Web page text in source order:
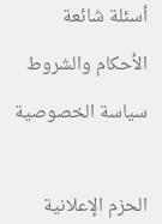
أسئلة شائعة
الأحكام والشروط
سياسة الخصوصية
الحزم الإعلانية